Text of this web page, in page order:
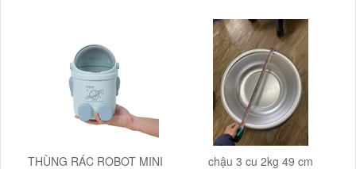
THÙNG RÁC ROBOT MINI
chậu 3 cu 2kg 49 cm